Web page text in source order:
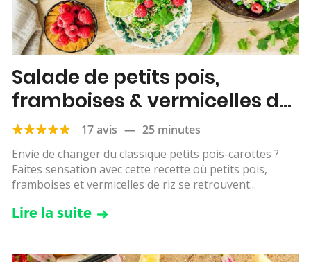
Salade de petits pois,
framboises & vermicelles de
riz
17 avis — 25 minutes
Envie de changer du classique petits pois-carottes ?
Faites sensation avec cette recette où petits pois,
framboises et vermicelles de riz se retrouvent...
Lire la suite